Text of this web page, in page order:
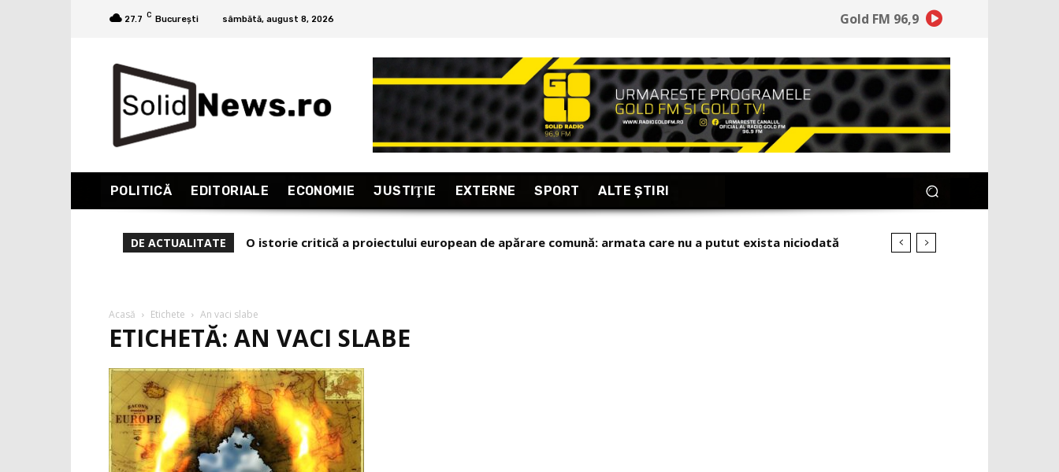
27.7 C București sâmbătă, august 8, 2026 Gold FM 96,9
POLITICĂ EDITORIALE ECONOMIE JUSTIŢIE EXTERNE SPORT ALTE ŞTIRI
DE ACTUALITATE O istorie critică a proiectului european de apărare comună: armata care nu a putut exista niciodată
Acasă Etichete An vaci slabe
ETICHETĂ: AN VACI SLABE